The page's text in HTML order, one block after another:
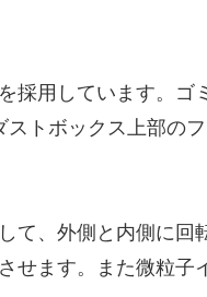
採用しています。
トボックス上部の
て、外側と内側に
ます。また微粒子